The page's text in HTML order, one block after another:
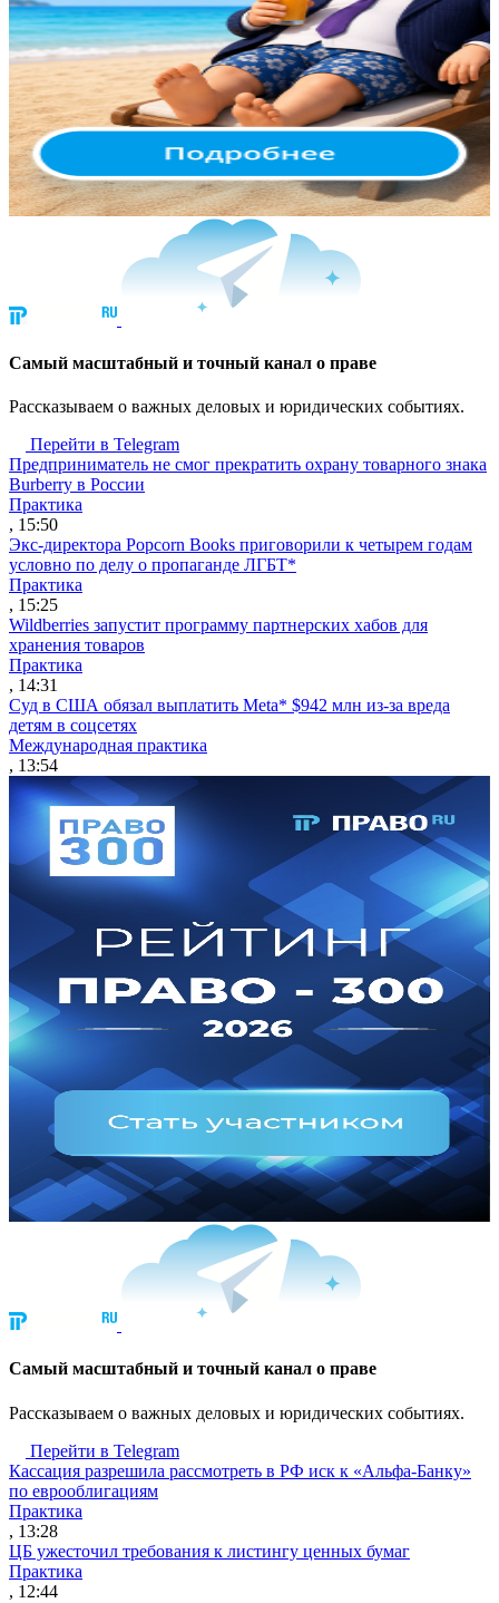
Cамый масштабный и точный канал о праве
Рассказываем о важных деловых и юридических событиях.
Перейти в Telegram
Предприниматель не смог прекратить охрану товарного знака
Burberry в России
Практика
, 15:50
Экс-директора Popcorn Books приговорили к четырем годам
условно по делу о пропаганде ЛГБТ*
Практика
, 15:25
Wildberries запустит программу партнерских хабов для
хранения товаров
Практика
, 14:31
Суд в США обязал выплатить Meta* $942 млн из-за вреда
детям в соцсетях
Международная практика
, 13:54
Cамый масштабный и точный канал о праве
Рассказываем о важных деловых и юридических событиях.
Перейти в Telegram
Кассация разрешила рассмотреть в РФ иск к «Альфа-Банку»
по еврооблигациям
Практика
, 13:28
ЦБ ужесточил требования к листингу ценных бумаг
Практика
, 12:44